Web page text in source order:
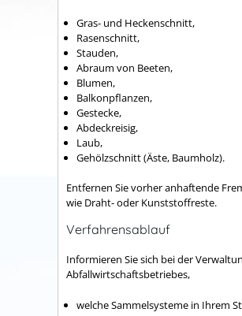
Gras- und Heckenschnitt,
Rasenschnitt,
Stauden,
Abraum von Beeten,
Blumen,
Balkonpflanzen,
Gestecke,
Abdeckreisig,
Laub,
Gehölzschnitt (Äste, Baumholz).
Entfernen Sie vorher anhaftende
wie Draht- oder Kunststoffreste.
Verfahrensablauf
Informieren Sie sich bei der
Abfallwirtschaftsbetriebes,
welche Sammelsysteme in Ihrem